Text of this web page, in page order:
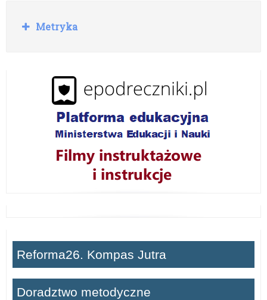
R
o
Metryka
Reforma26. Kompas Jutra
Doradztwo metodyczne